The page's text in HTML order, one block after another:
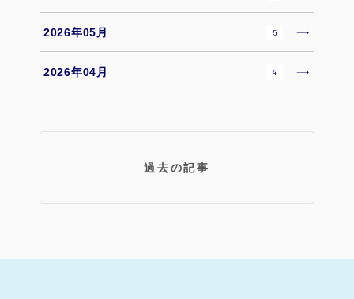
2026年05月 5
2026年04月 4
過去の記事